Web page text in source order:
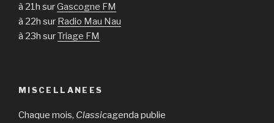
à 21h surGascogne FM
à 22h sur Radio Mau Nau
à 23h surTriage FM
MISCELLANEES
Chaque mois, Classicagenda publie